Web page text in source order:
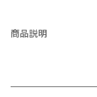
商品説明